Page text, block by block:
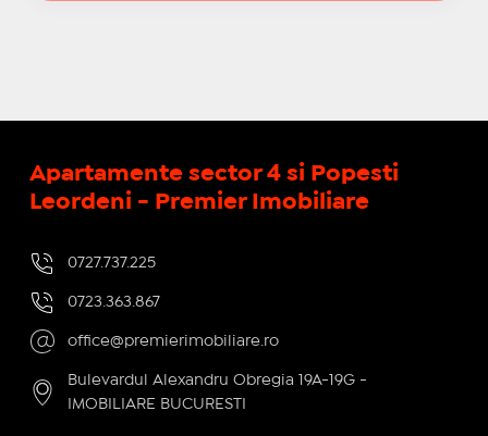
Apartamente sector 4 si Popesti
Leordeni - Premier Imobiliare
0727.737.225
0723.363.867
office@premierimobiliare.ro
Bulevardul Alexandru Obregia 19A-19G -
IMOBILIARE BUCURESTI